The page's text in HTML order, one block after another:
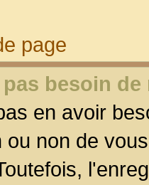
page
besoin
en avoir
non de